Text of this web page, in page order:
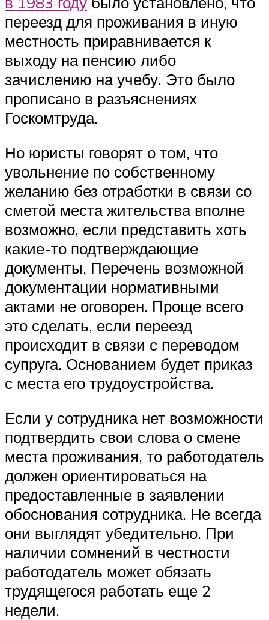
переезд для проживания в иную
местность приравнивается к
выходу на пенсию либо
зачислению на учебу. Это было
прописано в разъяснениях
Госкомтруда.
Но юристы говорят о том, что
увольнение по собственному
желанию без отработки в связи со
сметой места жительства вполне
возможно, если представить хоть
какие-то подтверждающие
документы. Перечень возможной
документации нормативными
актами не оговорен. Проще всего
это сделать, если переезд
происходит в связи с переводом
супруга. Основанием будет приказ
с места его трудоустройства.
Если у сотрудника нет возможности
подтвердить свои слова о смене
места проживания, то работодатель
должен ориентироваться на
предоставленные в заявлении
обоснования сотрудника. Не всегда
они выглядят убедительно. При
наличии сомнений в честности
работодатель может обязать
трудящегося работать еще 2
недели.